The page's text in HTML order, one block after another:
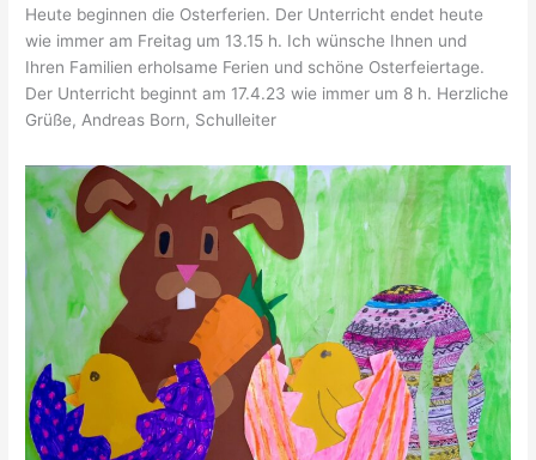
Heute beginnen die Osterferien. Der Unterricht endet heute
wie immer am Freitag um 13.15 h. Ich wünsche Ihnen und
Ihren Familien erholsame Ferien und schöne Osterfeiertage.
Der Unterricht beginnt am 17.4.23 wie immer um 8 h. Herzliche
Grüße, Andreas Born, Schulleiter